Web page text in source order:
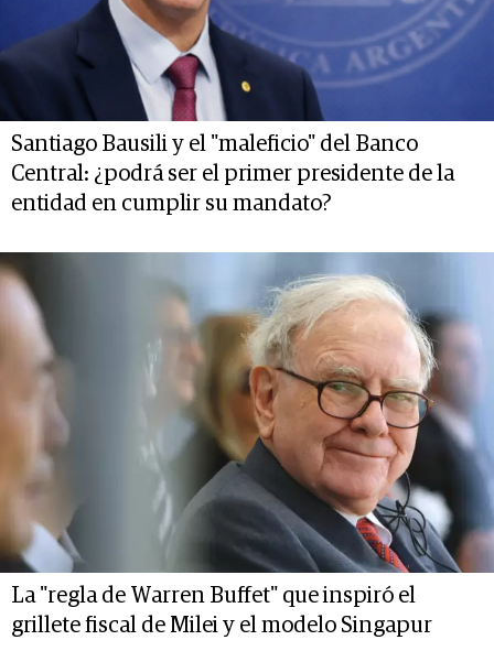
Santiago Bausili y el "maleficio" del Banco
Central: ¿podrá ser el primer presidente de la
entidad en cumplir su mandato?
La "regla de Warren Buffet" que inspiró el
grillete fiscal de Milei y el modelo Singapur